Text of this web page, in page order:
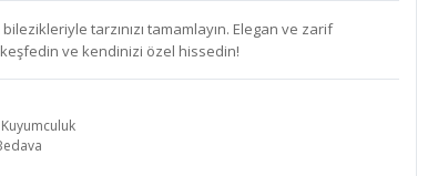
tarzınızı tamamlayın. Elegan ve zarif
ve kendinizi özel hissedin!